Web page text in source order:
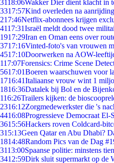
3118:06Wakker Dier dient klacht in
3317:57Kind overleden na
217:46Netflix-abonnees krijgen
4117:31Israël meldt dood twee
1917:29Iran en Oman eens over
3717:16Vinted-foto's van vrouwen
4517:10Doorwerken na AOW-
117:07Forensics: Crime Scene
5617:01Boeren waarschuwen voor
1716:41Italiaanse vrouw wint 1
1816:36Datalek bij Bol en de
116:26Trailers kijken: de
2316:12Zorgmedewerkster die 's
4416:08Progressieve Democraat
3615:56Hackers roven Coldcard-
315:13Geen Qatar en Abu Dhabi?
1814:48Random Pics van de Dag
3113:00Spaanse politie: minstens
3412:59Dirk sluit supermarkt op de